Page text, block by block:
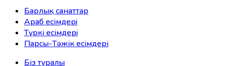
Барлық санаттар
Араб есімдерi
Түркі есімдерi
Парсы-Тәжік есімдері
Біз туралы